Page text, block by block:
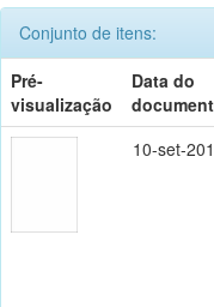
Conjunto de itens:
Pré-
visualização
Data do
10-set-